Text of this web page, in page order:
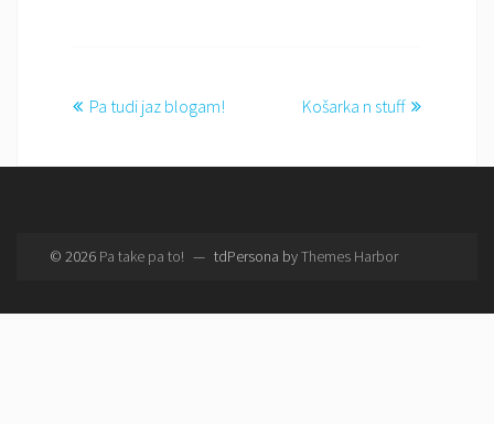
Post
Pa tudi jaz blogam! Košarka n stuff
© 2026 Pa take pa to! — tdPersona byThemes Harbor